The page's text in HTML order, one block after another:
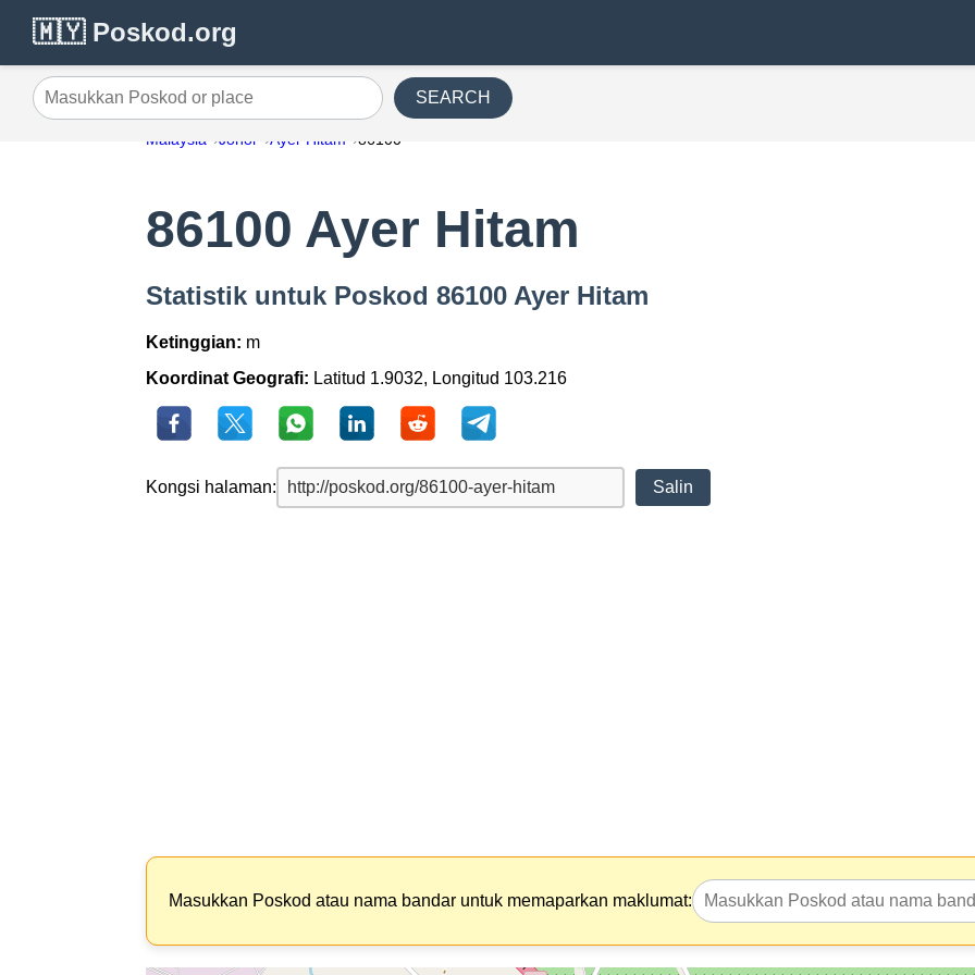
🇲🇾 Poskod.org
Masukkan Poskod or place SEARCH
Malaysia Johor Ayer Hitam 86100
86100 Ayer Hitam
Statistik untuk Poskod 86100 Ayer Hitam
Ketinggian: m
Koordinat Geografi: Latitud 1.9032, Longitud 103.216
Kongsi halaman: Salin
Masukkan Poskod atau nama bandar untuk memaparkan maklumat: